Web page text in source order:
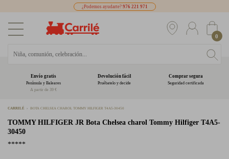
¿Podemos ayudarte? 976 221 971
0
Envío gratis
Península y Baleares
A partir de 39 €
Devolución fácil
Pruébatelo y decide
Comprar segura
Seguridad certificada
CARRILÉ BOTA CHELSEA CHAROL TOMMY HILFIGER T4A5-30450
TOMMY HILFIGER JR Bota Chelsea charol Tommy Hilfiger T4A5-
30450
*****